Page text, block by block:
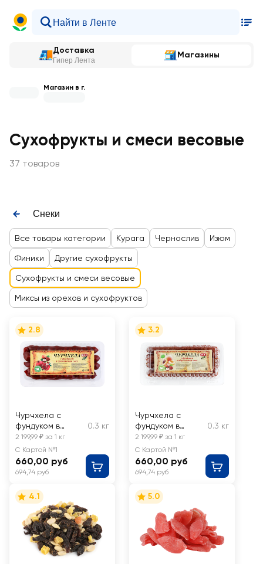
Доставка
Гипер Лента
Магазины
Магазин в г.
Сухофрукты и смеси весовые
37 товаров
Снеки
Все товары категории Курага Чернослив Изюм
Финики Другие сухофрукты
Сухофрукты и смеси весовые
Миксы из орехов и сухофруктов
2.8
Чурчхела с
фундуком в
гранатовом
соке, весовая
0.3 кг
2 199,99 ₽ за 1 кг
С Картой №1
660,00 руб
694,74 руб
3.2
Чурчхела с
фундуком в
абрикосовом
соке, весовая
0.3 кг
2 199,99 ₽ за 1 кг
С Картой №1
660,00 руб
694,74 руб
4.1 5.0